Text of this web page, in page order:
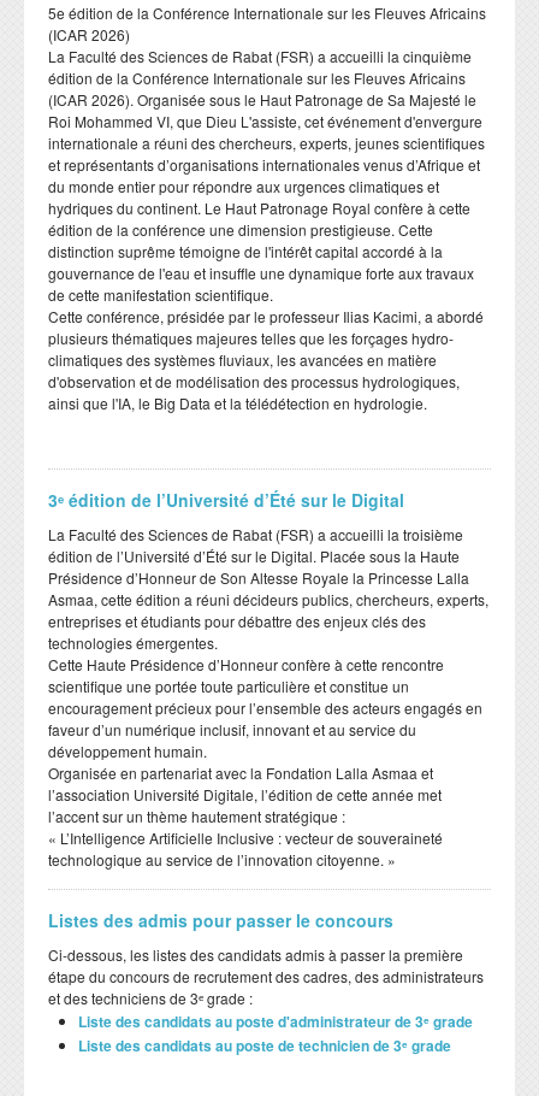
​5e édition de la Conférence Internationale sur les Fleuves Africains
(ICAR 2026)
​La Faculté des Sciences de Rabat (FSR) a accueilli la cinquième
édition de la Conférence Internationale sur les Fleuves Africains
(ICAR 2026). Organisée sous le Haut Patronage de Sa Majesté le
Roi Mohammed VI, que Dieu L'assiste, cet événement d'envergure
internationale a réuni des chercheurs, experts, jeunes scientifiques
et représentants d’organisations internationales venus d’Afrique et
du monde entier pour répondre aux urgences climatiques et
hydriques du continent. Le Haut Patronage Royal confère à cette
édition de la conférence une dimension prestigieuse. Cette
distinction suprême témoigne de l'intérêt capital accordé à la
gouvernance de l'eau et insuffle une dynamique forte aux travaux
de cette manifestation scientifique.
​Cette conférence, présidée par le professeur Ilias Kacimi, a abordé
plusieurs thématiques majeures telles que les forçages hydro-
climatiques des systèmes fluviaux, les avancées en matière
d'observation et de modélisation des processus hydrologiques,
ainsi que l'IA, le Big Data et la télédétection en hydrologie.
3ᵉ édition de l’Université d’Été sur le Digital
​La Faculté des Sciences de Rabat (FSR) a accueilli la troisième
édition de l’Université d’Été sur le Digital. Placée sous la Haute
Présidence d’Honneur de Son Altesse Royale la Princesse Lalla
Asmaa, cette édition a réuni décideurs publics, chercheurs, experts,
entreprises et étudiants pour débattre des enjeux clés des
technologies émergentes.
​Cette Haute Présidence d’Honneur confère à cette rencontre
scientifique une portée toute particulière et constitue un
encouragement précieux pour l’ensemble des acteurs engagés en
faveur d’un numérique inclusif, innovant et au service du
développement humain.
​Organisée en partenariat avec la Fondation Lalla Asmaa et
l’association Université Digitale, l’édition de cette année met
l’accent sur un thème hautement stratégique :
​« L’Intelligence Artificielle Inclusive : vecteur de souveraineté
technologique au service de l’innovation citoyenne. »
Listes des admis pour passer le concours
Ci-dessous, les listes des candidats admis à passer la première
étape du concours de recrutement des cadres, des administrateurs
et des techniciens de 3ᵉ grade :
Liste des candidats au poste d'administrateur de 3ᵉ grade
Liste des candidats au poste de technicien de 3ᵉ grade